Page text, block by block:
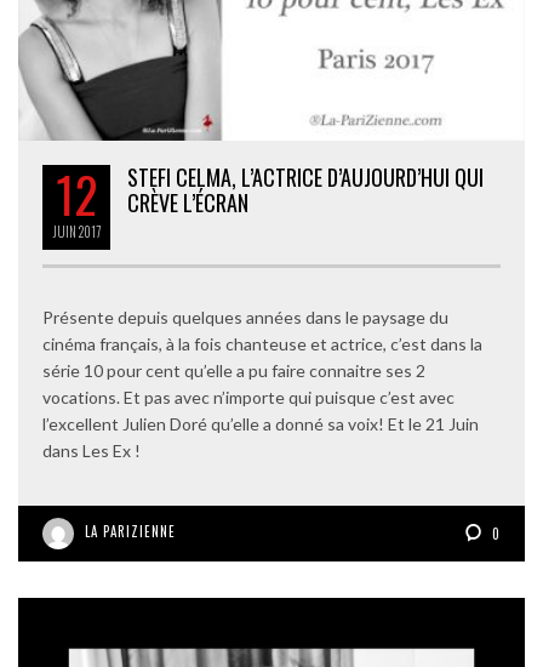
12
JUIN2017
STEFI CELMA, L’ACTRICE D’AUJOURD’HUI QUI
CRÈVE L’ÉCRAN
Présente depuis quelques années dans le paysage du
cinéma français, à la fois chanteuse et actrice, c’est dans la
série 10 pour cent qu’elle a pu faire connaitre ses 2
vocations. Et pas avec n’importe qui puisque c’est avec
l’excellent Julien Doré qu’elle a donné sa voix! Et le 21 Juin
dans Les Ex !
LA PARIZIENNE 0